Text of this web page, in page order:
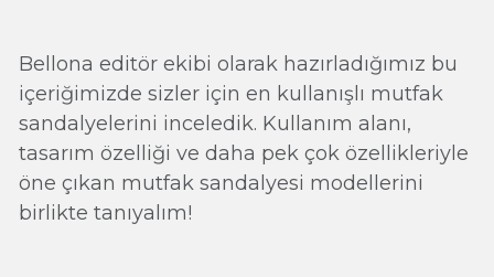
Bellona editör ekibi olarak hazırladığımız bu
içeriğimizde sizler için en kullanışlı mutfak
sandalyelerini inceledik. Kullanım alanı,
tasarım özelliği ve daha pek çok özellikleriyle
öne çıkan mutfak sandalyesi modellerini
birlikte tanıyalım!